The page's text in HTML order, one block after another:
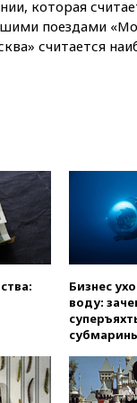
которая
поездами
считается
Бизнес
воду: